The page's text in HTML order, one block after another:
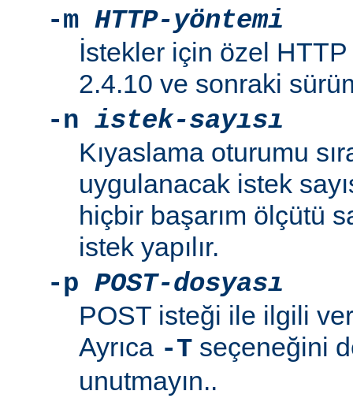
-m HTTP-yöntemi
İstekler için özel
2.4.10 ve sonraki
-n istek-sayısı
Kıyaslama oturumu
uygulanacak istek
hiçbir başarım ölçütü
istek yapılır.
-p POST-dosyası
POST isteği ile ilgili
Ayrıca -T seçeneğini
unutmayın..